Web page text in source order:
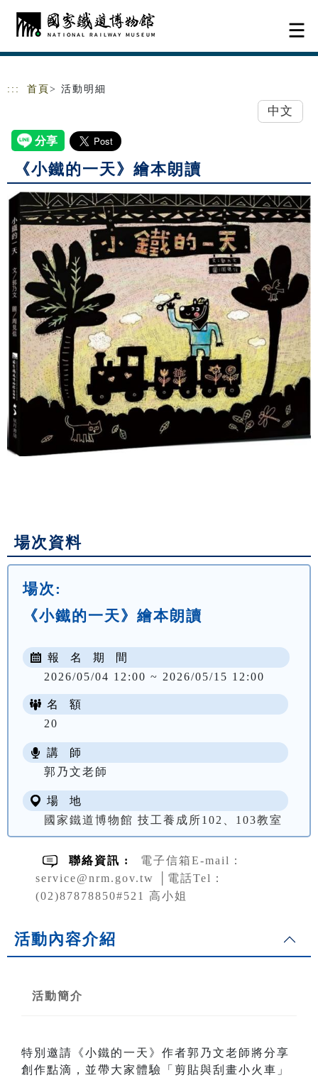
跳到主要內容
網站導覽
::: 首頁 > 活動明細
中文
《小鐵的一天》繪本朗讀
場次資料
場次:
《小鐵的一天》繪本朗讀
報 名 期 間
2026/05/04 12:00 ~ 2026/05/15 12:00
名 額
20
講 師
郭乃文老師
場 地
國家鐵道博物館 技工養成所102、103教室
聯絡資訊 :
電子信箱E-mail：
service@nrm.gov.tw │電話Tel：
(02)87878850#521 高小姐
活動內容介紹
活動簡介
特別邀請《小鐵的一天》作者郭乃文老師將分享
創作點滴，並帶大家體驗「剪貼與刮畫小火車」